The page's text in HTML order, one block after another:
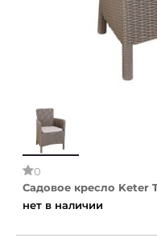
0
Садовое кресло Keter
нет в наличии